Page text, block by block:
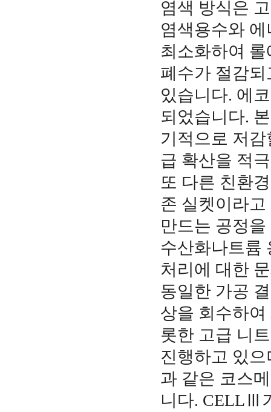
염색 방식은
염색용수와
최소화하여
폐수가 절감
있습니다. 에
되었습니다.
기적으로 저
급 확산을 적
또 다른 친환
존 실켓이라
만드는 공정
수산화나트륨
처리에 대한
동일한 가공
상을 회수하
롯한 고급 니
진행하고 있
과 같은 코스
니다. CELLⅢ